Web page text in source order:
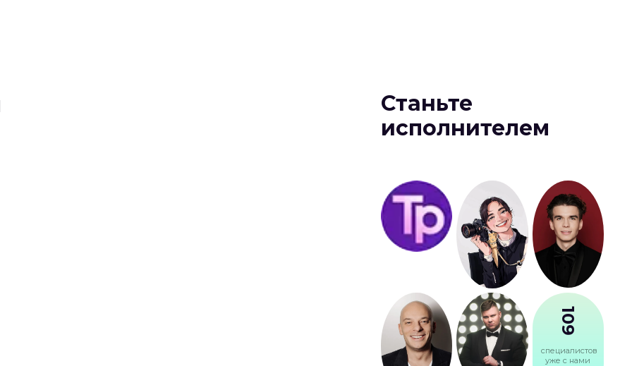
Станьте
исполнителем
109
специалистов
уже с нами